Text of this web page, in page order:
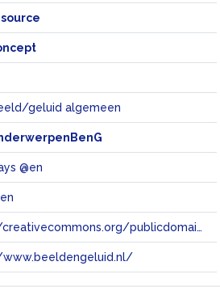
geluid algemeen
@en
https://creativecommons.org/publicdomain/zero/1.0/